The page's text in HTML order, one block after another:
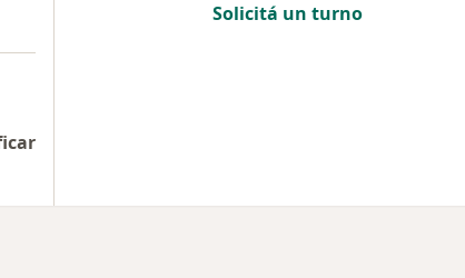
Solicitá un turno